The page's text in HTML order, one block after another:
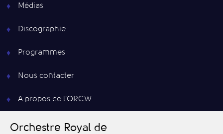
Médias
Discographie
Programmes
Nous contacter
A propos de l’ORCW
Orchestre Royal de